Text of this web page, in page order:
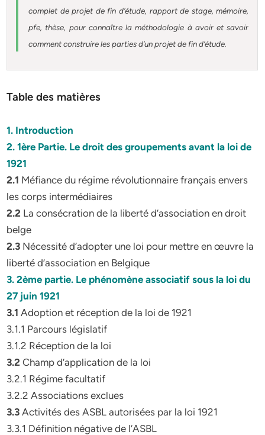
complet de projet de fin d’étude, rapport de stage, mémoire,
pfe, thèse, pour connaître la méthodologie à avoir et savoir
comment construire les parties d’un projet de fin d’étude.
Table des matières
1. Introduction
2. 1ère Partie. Le droit des groupements avant la loi de
1921
2.1 Méfiance du régime révolutionnaire français envers
les corps intermédiaires
2.2 La consécration de la liberté d’association en droit
belge
2.3 Nécessité d’adopter une loi pour mettre en œuvre la
liberté d’association en Belgique
3. 2ème partie. Le phénomène associatif sous la loi du
27 juin 1921
3.1 Adoption et réception de la loi de 1921
3.1.1 Parcours législatif
3.1.2 Réception de la loi
3.2 Champ d’application de la loi
3.2.1 Régime facultatif
3.2.2 Associations exclues
3.3 Activités des ASBL autorisées par la loi 1921
3.3.1 Définition négative de l’ASBL